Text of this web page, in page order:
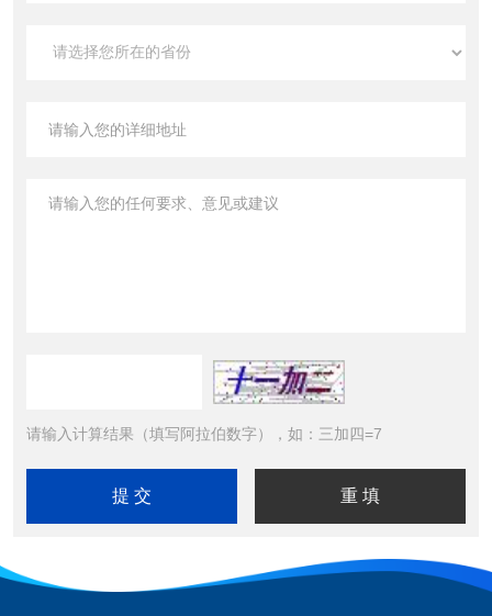
请输入计算结果（填写阿拉伯数字），如：三加四=7